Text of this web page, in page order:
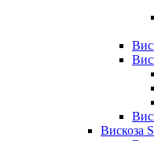
Вискоза